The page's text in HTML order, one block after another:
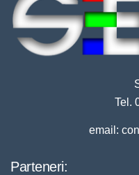
Tel.
email:
Parteneri: